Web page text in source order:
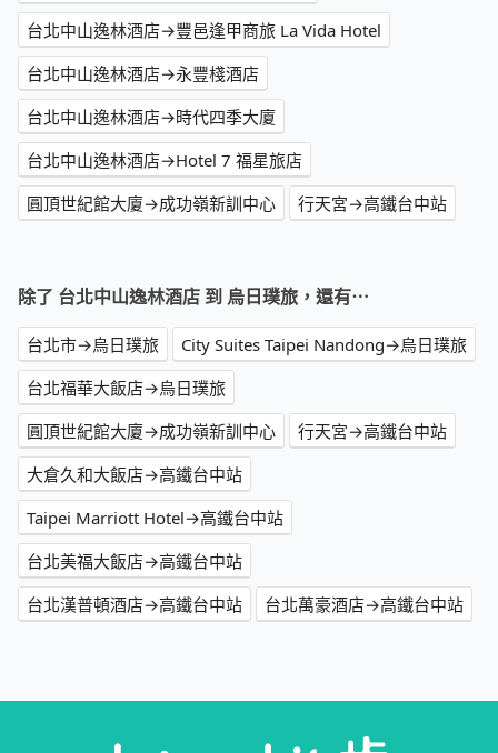
台北中山逸林酒店→豐邑逢甲商旅 La Vida Hotel
台北中山逸林酒店→永豐棧酒店
台北中山逸林酒店→時代四季大廈
台北中山逸林酒店→Hotel 7 福星旅店
圓頂世紀館大廈→成功嶺新訓中心
行天宮→高鐵台中站
除了 台北中山逸林酒店 到 烏日璞旅，還有⋯
台北市→烏日璞旅
City Suites Taipei Nandong→烏日璞旅
台北福華大飯店→烏日璞旅
圓頂世紀館大廈→成功嶺新訓中心
行天宮→高鐵台中站
大倉久和大飯店→高鐵台中站
Taipei Marriott Hotel→高鐵台中站
台北美福大飯店→高鐵台中站
台北漢普頓酒店→高鐵台中站
台北萬豪酒店→高鐵台中站